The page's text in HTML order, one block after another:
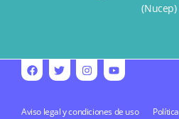
(Nucep)
Aviso legal y condiciones de uso